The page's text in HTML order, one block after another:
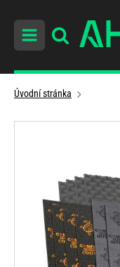
Úvodní stránka